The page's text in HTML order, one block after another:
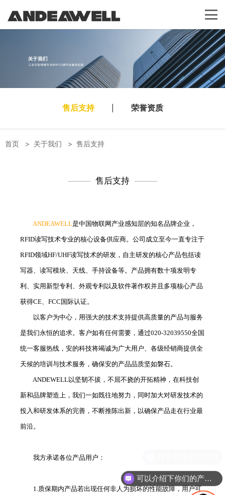
售后支持 荣誉资质
首页 > 关于我们 > 售后支持
售后支持
ANDEAWELL是中国物联网产业感知层的知名品牌企业，
RFID读写技术专业的核心设备供应商。公司成立至今一直专注于
RFID领域HF/UHF读写技术的研发，自主研发的核心产品包括读
写器、读写模块、天线、手持设备等。产品拥有数十项发明专
利、实用新型专利、外观专利以及软件著作权并且多项核心产品
获得CE、FCC国际认证。
以客户为中心，用强大的技术支持提供高质量的产品与服务
是我们永恒的追求。客户如有任何需要，通过020-32039550全国
统一客服热线，安的科技将竭诚为广大用户、各级经销商提供全
天候的培训与技术服务，确保安的产品品质坚如磐石。
ANDEWELL以坚韧不拔，不屈不挠的开拓精神，在科技创
新和品牌塑造上，我们一如既往地努力，同时加大对研发技术的
投入和研发体系的完善，不断推陈出新，以确保产品走在行业最
前沿。
我方承诺各位产品用户：
1.质保期内产品若出现任何非人为损坏的性能故障，用户可
可以介绍下你们的产品么